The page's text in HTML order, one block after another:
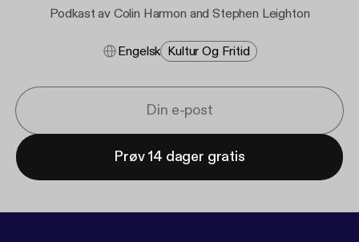
Podkast av Colin Harmon and Stephen Leighton
Engelsk Kultur Og Fritid
Prøv 14 dager gratis